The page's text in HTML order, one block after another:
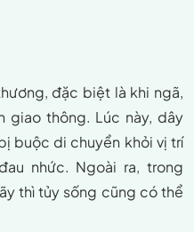
đặc biệt là khi ngã,
giao thông. Lúc này, dây
buộc di chuyển khỏi vị trí
nhức. Ngoài ra, trong
thì tủy sống cũng có thể